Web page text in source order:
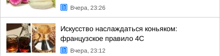
Вчера, 23:26
Искусство наслаждаться коньяком:
французское правило 4С
Вчера, 23:12